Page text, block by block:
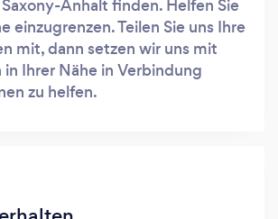
Anhalt finden. Helfen Sie
einzugrenzen. Teilen Sie uns Ihre
mit, dann setzen wir uns mit
Ihrer Nähe in Verbindung
zu helfen.